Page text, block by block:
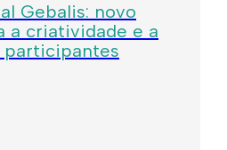
Gebalis: novo
a criatividade e a
participantes